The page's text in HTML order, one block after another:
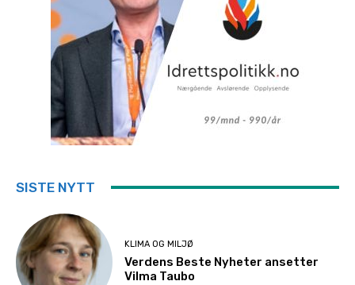
SISTE NYTT
KLIMA OG MILJØ
Verdens Beste Nyheter ansetter
Vilma Taubo